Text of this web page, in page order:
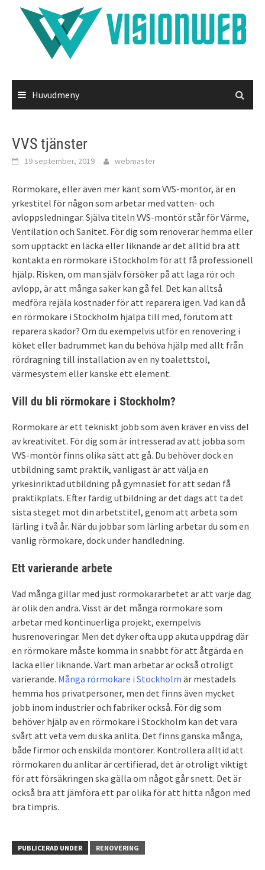
Hoppa
Huvudmeny
VVS tjänster
19 september, 2019 webmaster
Rörmokare, eller även mer känt som VVS-montör, är en
yrkestitel för någon som arbetar med vatten- och
avloppsledningar. Själva titeln VVS-montör står för Värme,
Ventilation och Sanitet. För dig som renoverar hemma eller
som upptäckt en läcka eller liknande är det alltid bra att
kontakta en rörmokare i Stockholm för att få professionell
hjälp. Risken, om man själv försöker på att laga rör och
avlopp, är att många saker kan gå fel. Det kan alltså
medföra rejäla kostnader för att reparera igen. Vad kan då
en rörmokare i Stockholm hjälpa till med, förutom att
reparera skador? Om du exempelvis utför en renovering i
köket eller badrummet kan du behöva hjälp med allt från
rördragning till installation av en ny toalettstol,
värmesystem eller kanske ett element.
Vill du bli rörmokare i Stockholm?
Rörmokare är ett tekniskt jobb som även kräver en viss del
av kreativitet. För dig som är intresserad av att jobba som
VVS-montör finns olika sätt att gå. Du behöver dock en
utbildning samt praktik, vanligast är att välja en
yrkesinriktad utbildning på gymnasiet för att sedan få
praktikplats. Efter färdig utbildning är det dags att ta det
sista steget mot din arbetstitel, genom att arbeta som
lärling i två år. När du jobbar som lärling arbetar du som en
vanlig rörmokare, dock under handledning.
Ett varierande arbete
Vad många gillar med just rörmokararbetet är att varje dag
är olik den andra. Visst är det många rörmokare som
arbetar med kontinuerliga projekt, exempelvis
husrenoveringar. Men det dyker ofta upp akuta uppdrag där
en rörmokare måste komma in snabbt för att åtgärda en
läcka eller liknande. Vart man arbetar är också otroligt
varierande. Många rörmokare i Stockholm är mestadels
hemma hos privatpersoner, men det finns även mycket
jobb inom industrier och fabriker också. För dig som
behöver hjälp av en rörmokare i Stockholm kan det vara
svårt att veta vem du ska anlita. Det finns ganska många,
både firmor och enskilda montörer. Kontrollera alltid att
rörmokaren du anlitar är certifierad, det är otroligt viktigt
för att försäkringen ska gälla om något går snett. Det är
också bra att jämföra ett par olika för att hitta någon med
bra timpris.
PUBLICERAD UNDER RENOVERING